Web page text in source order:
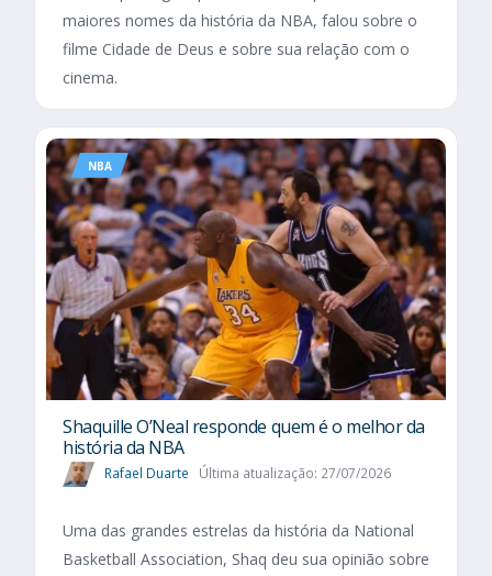
maiores nomes da história da NBA, falou sobre o
filme Cidade de Deus e sobre sua relação com o
cinema.
NBA
Shaquille O’Neal responde quem é o melhor da
história da NBA
Rafael Duarte Última atualização: 27/07/2026
Uma das grandes estrelas da história da National
Basketball Association, Shaq deu sua opinião sobre